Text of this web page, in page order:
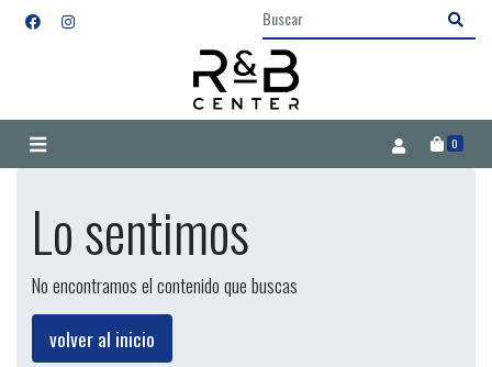
0
Lo sentimos
No encontramos el contenido que buscas
volver al inicio